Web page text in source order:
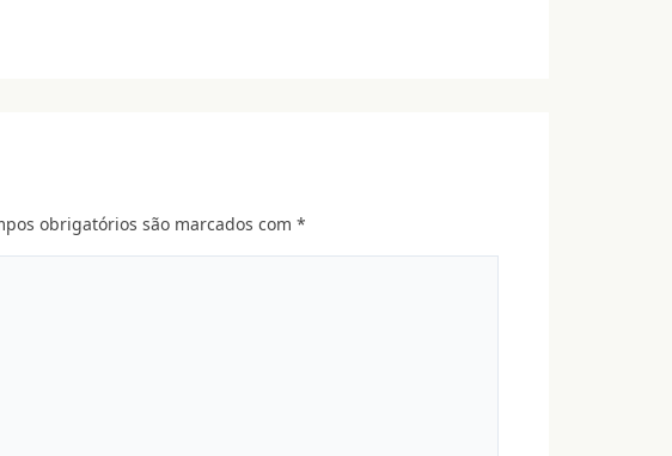
obrigatórios são marcados com *